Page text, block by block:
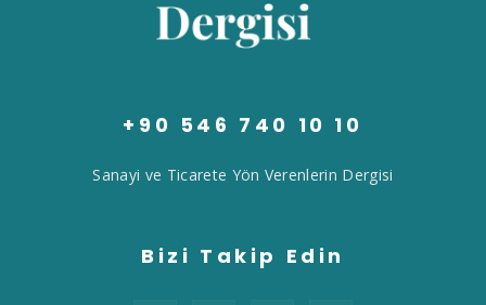
+90 546 740 10 10
Sanayi ve Ticarete Yön Verenlerin Dergisi
Bizi Takip Edin